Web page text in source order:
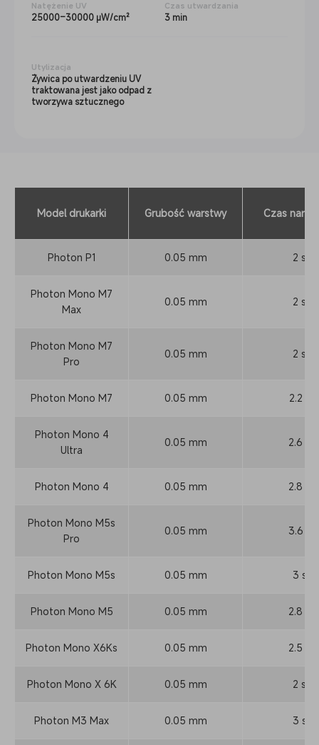
Natężenie UV
25000–30000 µW/cm²
Czas utwardzania
3 min
Utylizacja
Żywica po utwardzeniu UV
traktowana jest jako odpad z
tworzywa sztucznego
Model drukarki Grubość warstwy Czas
Photon P1 0.05 mm 2 s
Photon Mono M7
Max
0.05 mm 2 s
Photon Mono M7
Pro
0.05 mm 2 s
Photon Mono M7 0.05 mm 2.2 s
Photon Mono 4
Ultra
0.05 mm 2.6 s
Photon Mono 4 0.05 mm 2.8 s
Photon Mono M5s
Pro
0.05 mm 3.6 s
Photon Mono M5s 0.05 mm 3 s
Photon Mono M5 0.05 mm 2.8 s
Photon Mono X6Ks 0.05 mm 2.5 s
Photon Mono X 6K 0.05 mm 2 s
Photon M3 Max 0.05 mm 3 s